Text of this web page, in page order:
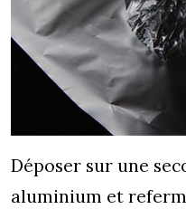
Déposer sur une
aluminium et